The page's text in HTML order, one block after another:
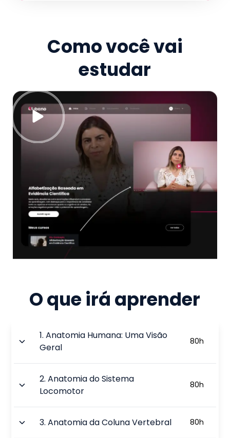
Como você vai
estudar
O que irá aprender
1.Anatomia Humana: Uma Visão
Geral
80h
2.Anatomia do Sistema
Locomotor
80h
3.Anatomia da Coluna Vertebral 80h